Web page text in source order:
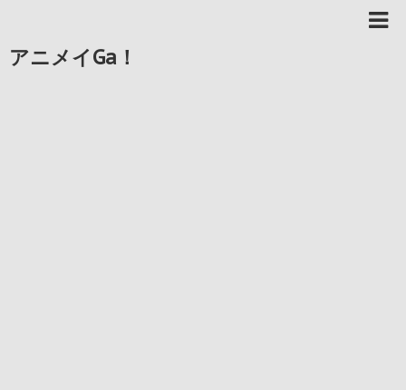
アニメイGa！